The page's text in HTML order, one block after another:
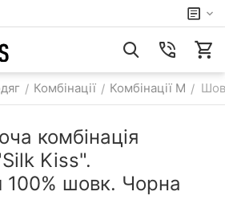
/ Комбінації / Комбінації M /
комбінація
Kiss".
100% шовк. Чорна